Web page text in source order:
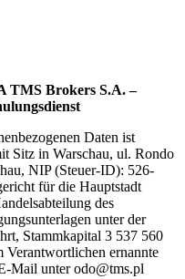
TMS Brokers S.A. –
Daten ist
Sitz in Warschau, ul. Rondo
NIP (Steuer-ID): 526-
für die Hauptstadt
des
unter der
Stammkapital 3 537 560
ernannte
Mail unter odo@tms.pl